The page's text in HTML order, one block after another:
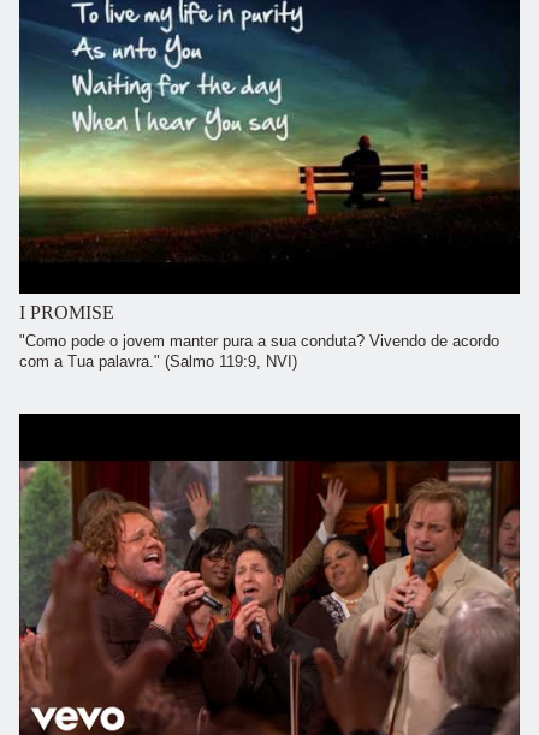
I PROMISE
"Como pode o jovem manter pura a sua conduta? Vivendo de acordo
com a Tua palavra." (Salmo 119:9, NVI)